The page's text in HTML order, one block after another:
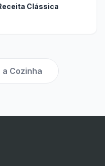
Clássica
Cozinha